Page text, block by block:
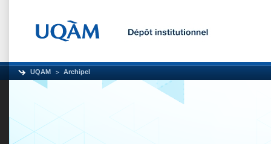
UQAM Archipel